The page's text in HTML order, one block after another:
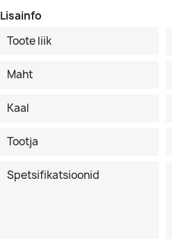
Lisainfo
Toote liik
Maht
Kaal
Tootja
Spetsifikatsioonid